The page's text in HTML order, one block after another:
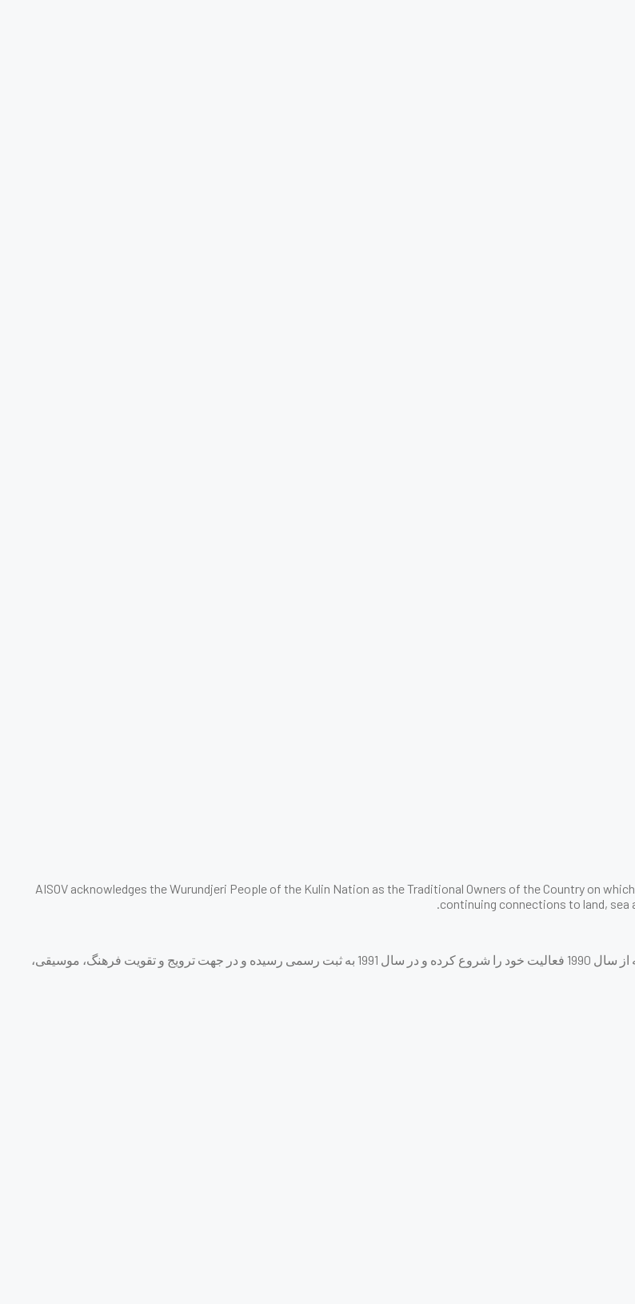
AISOV acknowledges the Wurundjeri People of the Kulin Nation as the Traditional Owners of the Country on
continuing connections to land, sea
کانون ايرانيان ویکتوریا، یک سازمان غيرانتفاعى، غير سياسى و غير مذهبى است که از سال 1990 فعالیت خود را شروع کرده و در سال 1991 به ثبت رسمی رسيده و در جهت ترويج و تقويت فرهنگ، موسيقى،